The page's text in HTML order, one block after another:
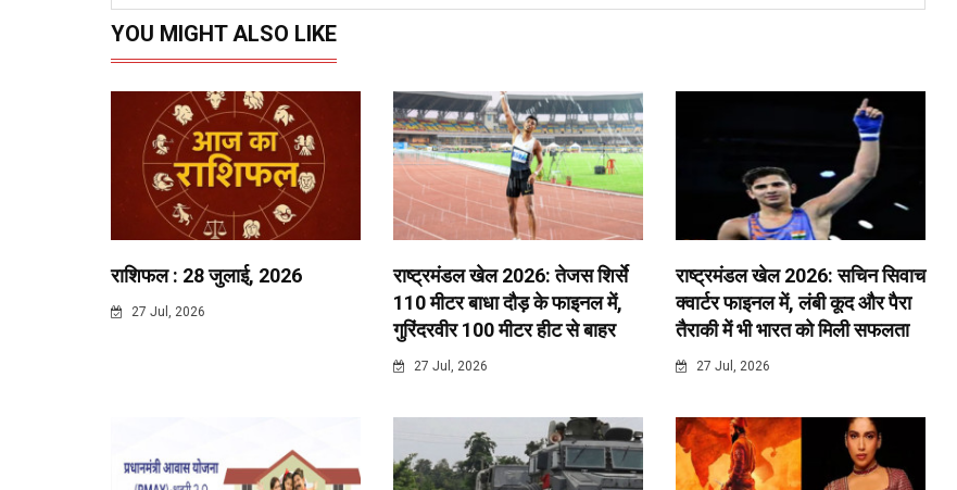
YOU MIGHT ALSO LIKE
राशिफल : 28 जुलाई, 2026
27 Jul, 2026
राष्ट्रमंडल खेल 2026: तेजस शिर्से
110 मीटर बाधा दौड़ के फाइनल में,
गुरिंदरवीर 100 मीटर हीट से बाहर
27 Jul, 2026
राष्ट्रमंडल खेल 2026: सचिन सिवाच
क्वार्टर फाइनल में, लंबी कूद और पैरा
तैराकी में भी भारत को मिली सफलता
27 Jul, 2026